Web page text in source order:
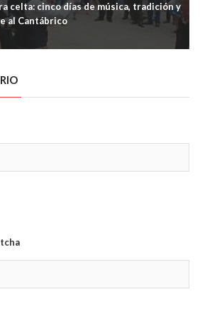
celta: cinco días de música, tradición y
al Cantábrico